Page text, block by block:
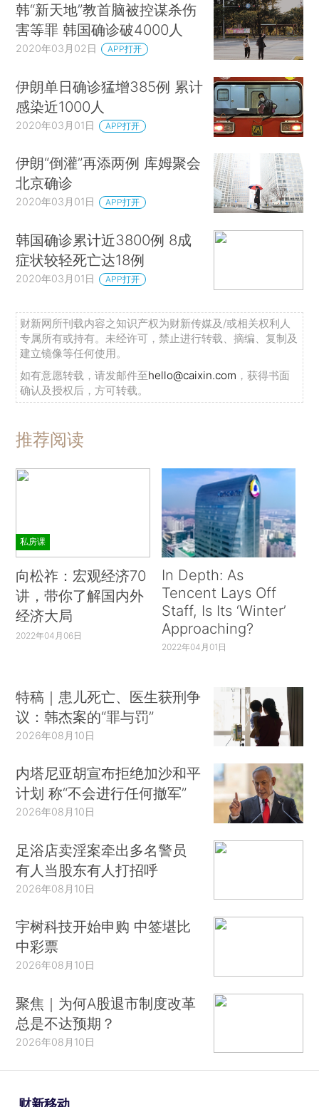
韩“新天地”教首脑被控谋杀伤
害等罪 韩国确诊破4000人
2020年03月02日 APP打开
伊朗单日确诊猛增385例 累计
感染近1000人
2020年03月01日 APP打开
伊朗“倒灌”再添两例 库姆聚会
北京确诊
2020年03月01日 APP打开
韩国确诊累计近3800例 8成
症状较轻死亡达18例
2020年03月01日 APP打开
财新网所刊载内容之知识产权为财新传媒及/或相关权利人
专属所有或持有。未经许可，禁止进行转载、摘编、复制及
建立镜像等任何使用。
如有意愿转载，请发邮件至hello@caixin.com ，获得书面
确认及授权后，方可转载。
推荐阅读
私房课
向松祚：宏观经济70
讲，带你了解国内外
经济大局
2022年04月06日
In Depth: As
Tencent Lays Off
Staff, Is Its ‘Winter’
Approaching?
2022年04月01日
特稿｜患儿死亡、医生获刑争
议：韩杰案的“罪与罚”
2026年08月10日
内塔尼亚胡宣布拒绝加沙和平
计划 称“不会进行任何撤军”
2026年08月10日
足浴店卖淫案牵出多名警员
有人当股东有人打招呼
2026年08月10日
宇树科技开始申购 中签堪比
中彩票
2026年08月10日
聚焦｜为何A股退市制度改革
总是不达预期？
2026年08月10日
财新移动